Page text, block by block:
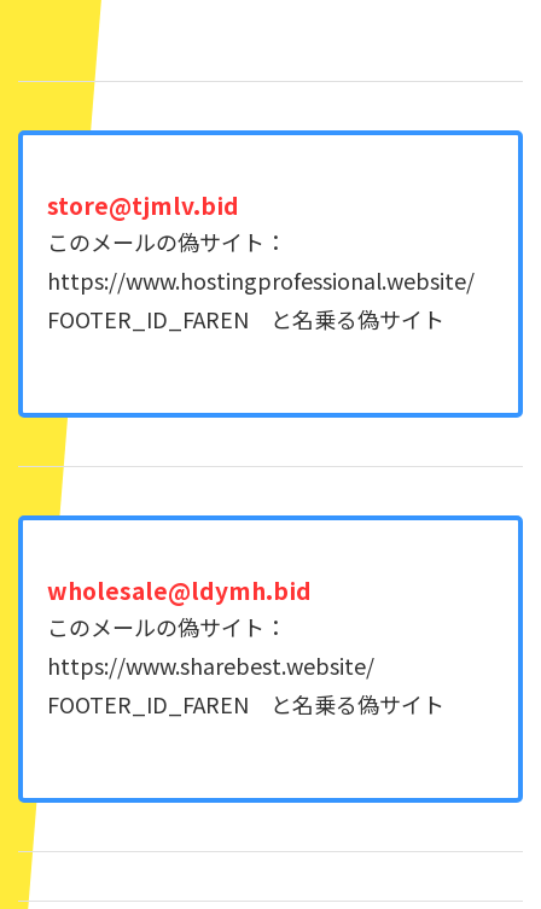
store@tjmlv.bid
このメールの偽サイト：
https://www.hostingprofessional.website/
FOOTER_ID_FAREN と名乗る偽サイト
wholesale@ldymh.bid
このメールの偽サイト：
https://www.sharebest.website/
FOOTER_ID_FAREN と名乗る偽サイト